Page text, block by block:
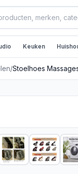
Keuken
/Stoelhoes